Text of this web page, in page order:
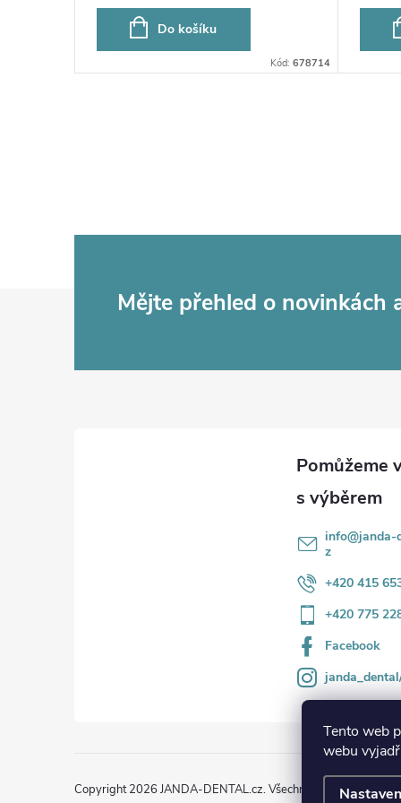
Tento web
webu
Do košíku
Kód: 678714
Mějte přehled o novinkách
info@janda-
z
+420 415
+420 775
Facebook
Copyright 2026 JANDA-DENTAL.cz. Všechna práva